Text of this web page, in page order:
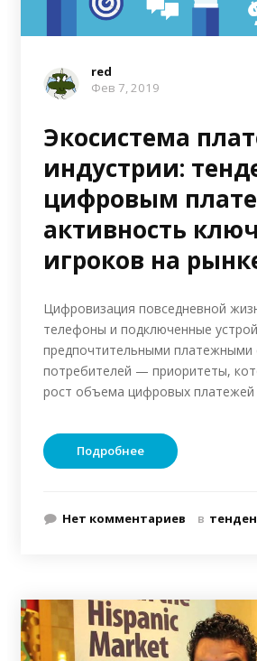
red
Фев 7, 2019
Экосистема
индустрии:
цифровым
активность
игроков на
Цифровизация повседневной
телефоны и подключенные
предпочтительными платежными
потребителей — приоритеты,
рост объема цифровых платежей
Подробнее
Нет комментариев в